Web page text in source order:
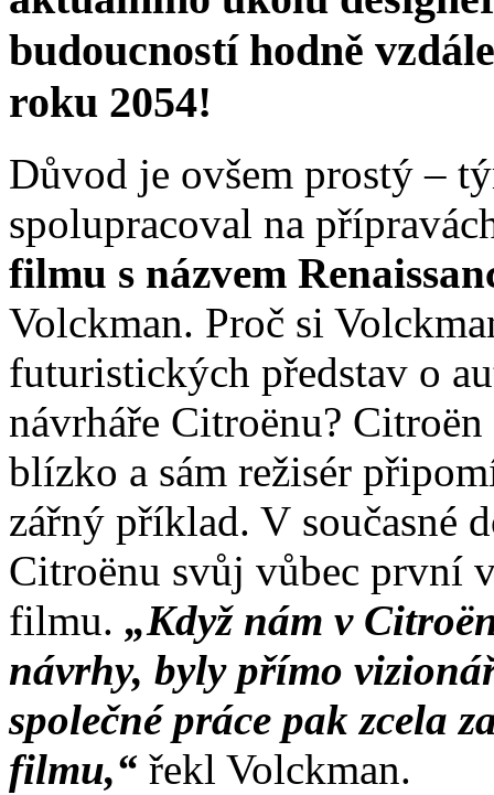
budoucností hodně
roku 2054!
Důvod je ovšem prostý –
spolupracoval na
filmu s názvem
Volckman. Proč si
futuristických představ o
návrháře Citroënu?
blízko a sám režisér
zářný příklad. V současné
Citroënu svůj vůbec první
filmu. „Když nám v
návrhy, byly přímo
společné práce pak zcela
filmu,“ řekl Volckman.